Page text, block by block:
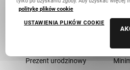
Prezent urodzinowy
politykę plików cookie
USTAWIENIA PLIKÓW COOKIE